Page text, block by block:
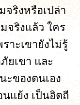
จริงหรือเปล่า
จริงแล้ว ใคร
าะเขายังไม่รู้
ยเขา และ
ะของตนเอง
นแย้ง เป็นอิตถี